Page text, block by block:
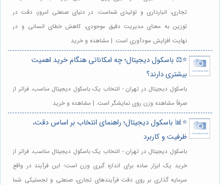
تجاری، انبارداری و تولیدی شماست. در دنیای صنعتی امروز، دقت در
توزین به معنای مدیریت دقیق موجودی، کاهش خطای انسانی و در
نهایت افزایش سودآوری است. | مشاهده و خرید
⭐️⚖️ باسکول دیجیتال؛ چه امکاناتی هنگام خرید اهمیت
بیشتری دارند؟
باسکول دیجیتال در تهران - انتخاب یک باسکول دیجیتال مناسب، فراتر از
صرفاً مشاهده وزن روی نمایشگر است. | مشاهده و خرید
⭐️📊 باسکول دیجیتال؛ راهنمای انتخاب بر اساس دقت،
ظرفیت و کاربرد
باسکول دیجیتال در تهران - انتخاب یک باسکول دیجیتال مناسب، فراتر از
خرید یک ابزار ساده برای اندازه گیری وزن است؛ این فرآیند در واقع
سرمایه گذاری بر روی دقت فرآیندهای تجاری، صنعتی و لجستیکی شما